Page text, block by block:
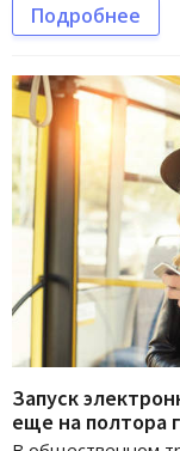
Подробнее
Запуск
еще на полтора